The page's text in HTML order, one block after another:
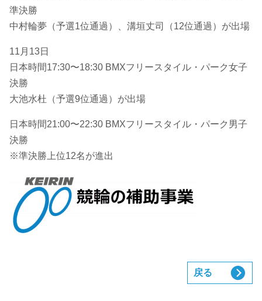
準決勝
中村輪夢（予選1位通過）、溝垣丈司（12位通過）が出場
11月13日
日本時間17:30〜18:30 BMXフリースタイル・パーク女子
決勝
大池水杜（予選9位通過）が出場
日本時間21:00〜22:30 BMXフリースタイル・パーク男子
決勝
※準決勝上位12名が進出
戻る